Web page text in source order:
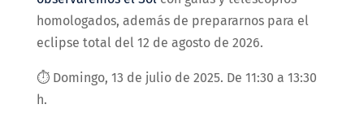
homologados, además de prepararnos para el
eclipse total del 12 de agosto de 2026.
⏱️ Domingo, 13 de julio de 2025. De 11:30 a 13:30
h.